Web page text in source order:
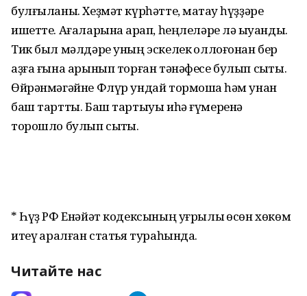
булғыланы. Хеҙмәт күрһәтте, маҡтау һүҙҙәре
ишетте. Ағаларына ҡарап, һеңлеләре лә ҡыуанды.
Тик был мәлдәре уның эскелек ҡоллоғонан бер
аҙға ғына арынып торған тәнәфесе булып сыҡты.
Өйрәнмәгәйне Флүр ундай тормошҡа һәм унан
баш тартты. Баш тартыуы иһә ғүмеренә
торошло булып сыҡты.
* Һүҙ РФ Енәйәт кодексының уғрылыҡ өсөн хөкөм
итеү ҡаралған статья тураһында.
Читайте нас